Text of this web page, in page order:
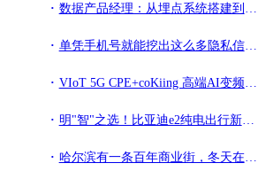
数据产品经理：从埋点系统搭建到数据可视化落地
单凭手机号就能挖出这么多隐私信息，这些手机应用设置你该关闭了
VIoT 5G CPE+coKiing 高端AI变频空调，云米探索未来智能家电
明"智"之选！比亚迪e2纯电出行新体验
哈尔滨有一条百年商业街，冬天在街上吃冰棍，是哈尔滨人的骄傲